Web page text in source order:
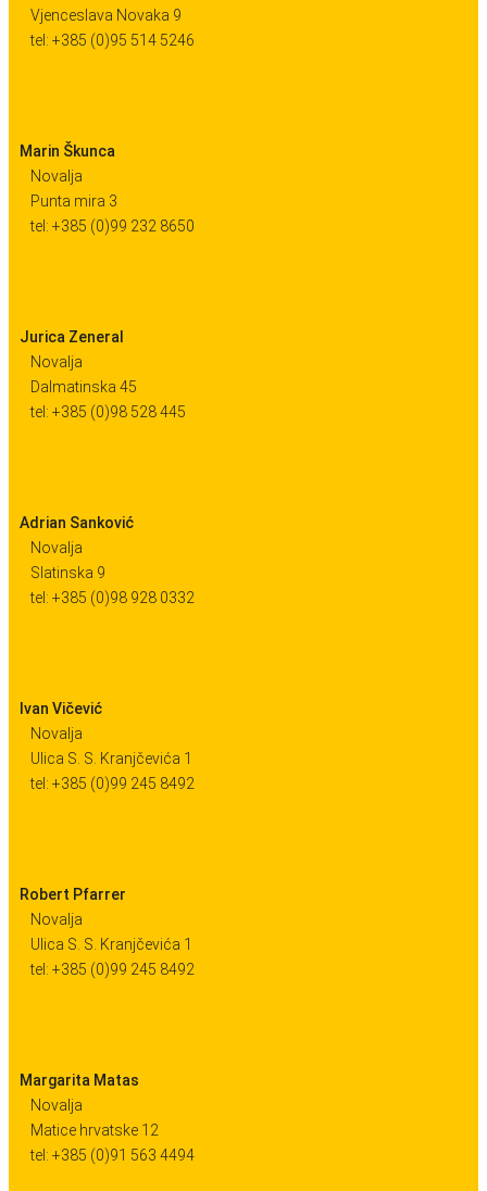
Vjenceslava Novaka 9
tel: +385 (0)95 514 5246
Marin Škunca
Novalja
Punta mira 3
tel: +385 (0)99 232 8650
Jurica Zeneral
Novalja
Dalmatinska 45
tel: +385 (0)98 528 445
Adrian Sanković
Novalja
Slatinska 9
tel: +385 (0)98 928 0332
Ivan Vičević
Novalja
Ulica S. S. Kranjčevića 1
tel: +385 (0)99 245 8492
Robert Pfarrer
Novalja
Ulica S. S. Kranjčevića 1
tel: +385 (0)99 245 8492
Margarita Matas
Novalja
Matice hrvatske 12
tel: +385 (0)91 563 4494